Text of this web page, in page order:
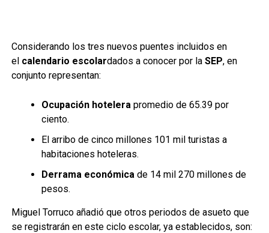
Considerando los tres nuevos puentes incluidos en
el calendario escolardados a conocer por la SEP, en
conjunto representan:
Ocupación hotelerapromedio de 65.39 por
ciento.
El arribo de cinco millones 101 mil turistas a
habitaciones hoteleras.
Derrama económicade 14 mil 270 millones de
pesos.
Miguel Torruco añadió que otros periodos de asueto que
se registrarán en este ciclo escolar, ya establecidos, son: